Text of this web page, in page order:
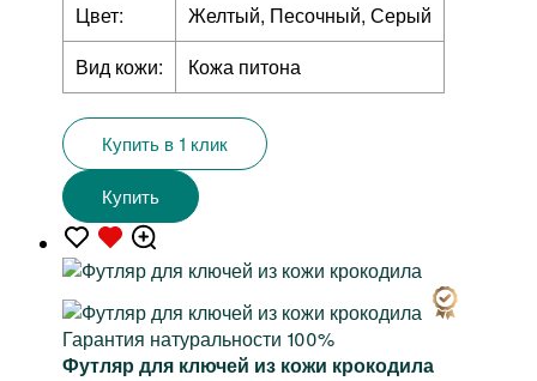
Цвет:
Желтый, Песочный, Серый
Вид кожи:
Кожа питона
Купить в 1 клик
Купить
Гарантия натуральности 100%
Футляр для ключей из кожи крокодила